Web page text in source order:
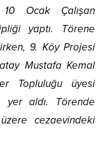
Ocak Çalışan
yaptı. Törene
9. Köy Projesi
Mustafa Kemal
Topluluğu üyesi
yer aldı. Törende
cezaevindeki